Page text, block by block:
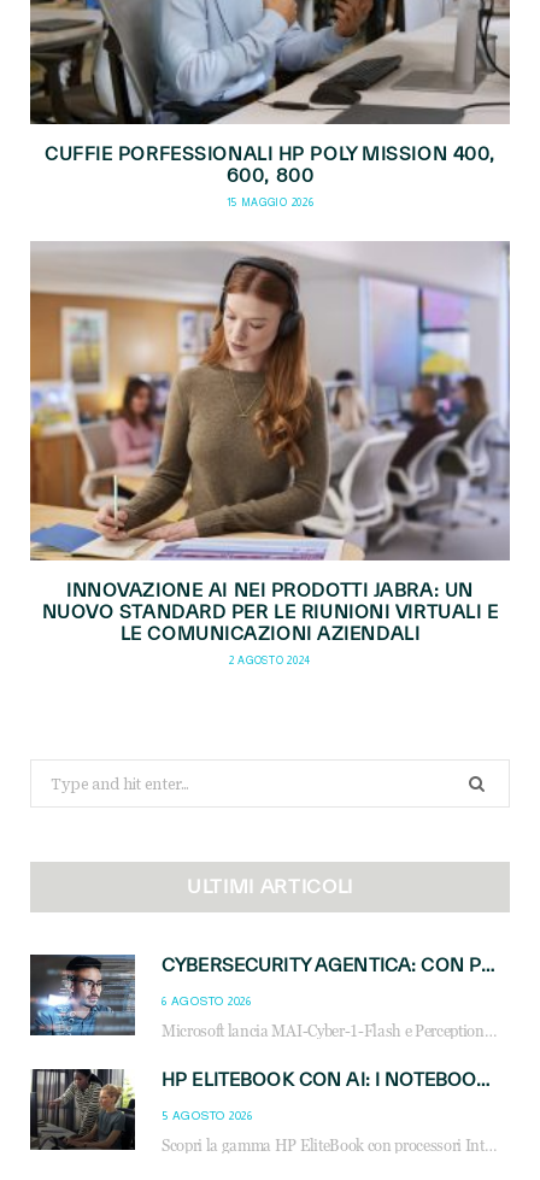
CUFFIE PORFESSIONALI HP POLY MISSION 400,
600, 800
15 MAGGIO 2026
INNOVAZIONE AI NEI PRODOTTI JABRA: UN
NUOVO STANDARD PER LE RIUNIONI VIRTUALI E
LE COMUNICAZIONI AZIENDALI
2 AGOSTO 2024
for:
ULTIMI ARTICOLI
CYBERSECURITY AGENTICA: CON PERCEPTION E MAI-CYBER-1-FLASH MICROSOFT APRE NUOVI SERVIZI PER IL CANALE
6 AGOSTO 2026
Microsoft lancia MAI-Cyber-1-Flash e Perception: cybersecurity agentica in preview dal 3 novembre. Cosa cambia per MSP, system integrator e reseller.
HP ELITEBOOK CON AI: I NOTEBOOK BUSINESS INTELLIGENTI CHE TRASFORMANO PRODUTTIVITÀ, SICUREZZA E LAVORO IBRIDO
5 AGOSTO 2026
Scopri la gamma HP EliteBook con processori Intel® Core™ Ultra e AMD Ryzen™ AI. Notebook business progettati per aumentare la produttività, migliorare la collaborazione e garantire sicurezza avanzata in ufficio e in mobilità.